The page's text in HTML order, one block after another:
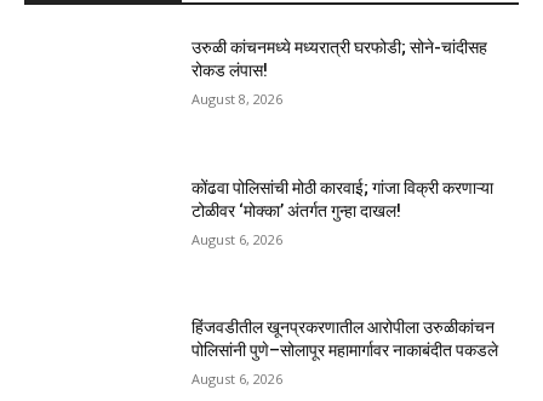
उरुळी कांचनमध्ये मध्यरात्री घरफोडी; सोने-चांदीसह
रोकड लंपास!
August 8, 2026
कोंढवा पोलिसांची मोठी कारवाई; गांजा विक्री करणाऱ्या
टोळीवर ‘मोक्का’ अंतर्गत गुन्हा दाखल!
August 6, 2026
हिंजवडीतील खूनप्रकरणातील आरोपीला उरुळीकांचन
पोलिसांनी पुणे–सोलापूर महामार्गावर नाकाबंदीत पकडले
August 6, 2026